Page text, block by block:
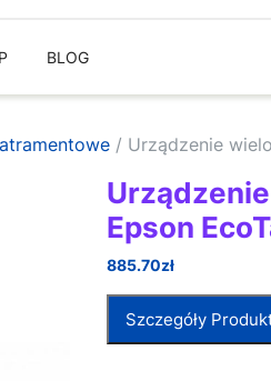
BLOG
/ Urządzenie
Epson
885.70zł
Szczegóły